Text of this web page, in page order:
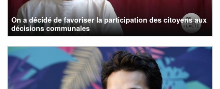
On a décidé de favoriser la participation des citoyens aux
décisions communales